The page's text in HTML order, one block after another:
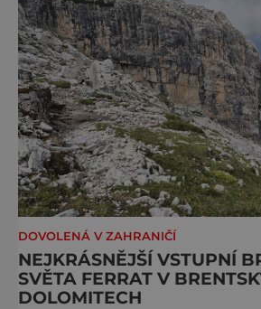
DOVOLENÁ V ZAHRANIČÍ
NEJKRÁSNĚJŠÍ VSTUPNÍ
SVĚTA FERRAT V
DOLOMITECH